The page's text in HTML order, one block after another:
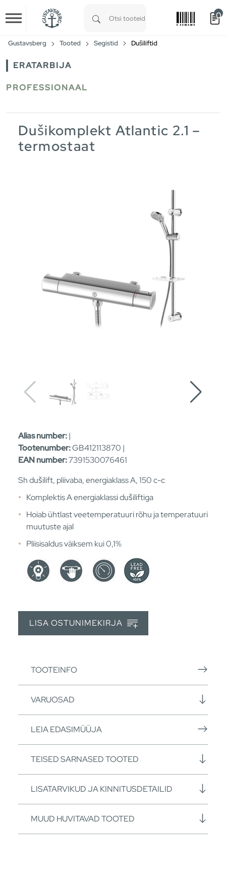
Skip to main content
0
Gustavsberg Tooted Segistid Dušiliftid
ERATARBIJA
PROFESSIONAAL
Dušikomplekt Atlantic 2.1 –
termostaat
Alias number:|
Tootenumber:GB412113870 |
EAN number:7391530076461
Sh dušilift, pliivaba, energiaklass A, 150 c-c
Komplektis A energiaklassi dušiliftiga
Hoiab ühtlast veetemperatuuri rõhu ja temperatuuri
muutuste ajal
Pliisisaldus väiksem kui 0,1%
LISA OSTUNIMEKIRJA
TOOTEINFO
VARUOSAD
LEIA EDASIMÜÜJA
TEISED SARNASED TOOTED
LISATARVIKUD JA KINNITUSDETAILID
MUUD HUVITAVAD TOOTED